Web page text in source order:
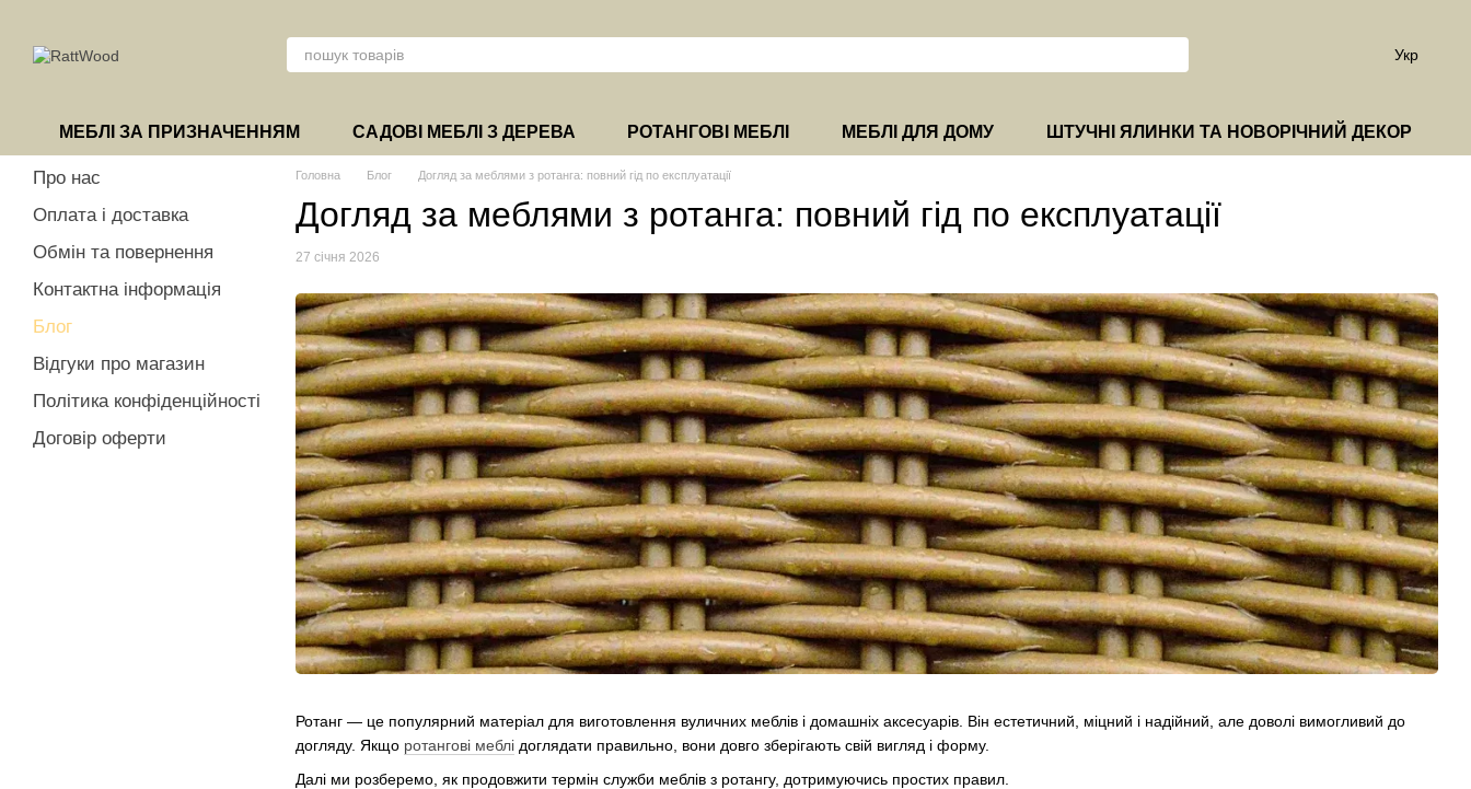
Укр
МЕБЛІ ЗА ПРИЗНАЧЕННЯМ САДОВІ МЕБЛІ З ДЕРЕВА РОТАНГОВІ МЕБЛІ МЕБЛІ ДЛЯ ДОМУ ШТУЧНІ ЯЛИНКИ ТА НОВОРІЧНИЙ ДЕКОР
Головна Блог Догляд за меблями з ротанга: повний гід по експлуатації
Догляд за меблями з ротанга: повний гід по експлуатації
27 січня 2026
Ротанг — це популярний матеріал для виготовлення вуличних меблів і домашніх аксесуарів. Він естетичний, міцний і надійний, але доволі вимогливий до
догляду. Якщо ротангові меблі доглядати правильно, вони довго зберігають свій вигляд і форму.
Далі ми розберемо, як продовжити термін служби меблів з ротангу, дотримуючись простих правил.
Про нас
Оплата і доставка
Обмін та повернення
Контактна інформація
Блог
Відгуки про магазин
Політика конфіденційності
Договір оферти